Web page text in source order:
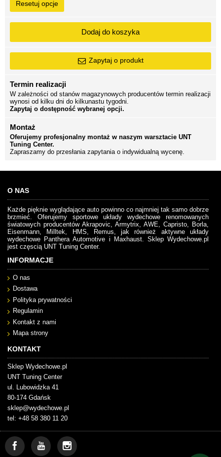
Resetuj opcje
Dodaj do koszyka
Zapytaj o produkt
Termin realizacji
W zależności od stanów magazynowych producentów termin realizacji
wynosi od kilku dni do kilkunastu tygodni.
Zapytaj o dostępność wybranej opcji.
Montaż
Oferujemy profesjonalny montaż w naszym warsztacie UNT
Tuning Center.
Zapraszamy do przesłania zapytania o indywidualną wycenę.
O NAS
Każde pięknie wyglądające auto powinno co najmniej tak samo dobrze
brzmieć. Oferujemy sportowe układy wydechowe renomowanych
światowych producentów Akrapovic, Armytrix, AWE, Capristo, Borla,
Eisenmann, Milltek, HMS, Remus, jak również aktywne układy
wydechowe Panthera Automotive i Maxhaust. Sklep Wydechowe.pl
jest częscią UNT Tuning Center.
INFORMACJE
O nas
Dostawa
Polityka prywatności
Regulamin
Kontakt z nami
Mapa strony
KONTAKT
Sklep Wydechowe.pl
UNT Tuning Center
ul. Lubowidzka 41
80-174 Gdańsk
sklep@wydechowe.pl
tel: +48 58 380 11 20